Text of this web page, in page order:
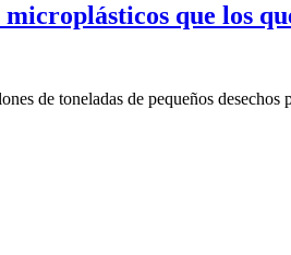
que los
de toneladas de pequeños